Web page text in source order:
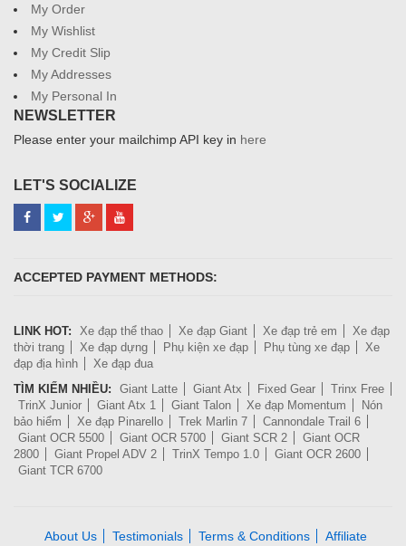
My Order
My Wishlist
My Credit Slip
My Addresses
My Personal In
NEWSLETTER
Please enter your mailchimp API key in here
LET'S SOCIALIZE
ACCEPTED PAYMENT METHODS:
LINK HOT: Xe đạp thể thao Xe đạp Giant Xe đạp trẻ em
Xe đạp
thời trang
Xe đạp dựng Phụ kiện xe đạp Phụ tùng xe đạp
Xe
đạp địa hình
Xe đạp đua
TÌM KIẾM NHIỀU:
Giant Latte Giant Atx Fixed Gear
Trinx Free
TrinX Junior
Giant Atx 1 Giant Talon Xe đạp Momentum
Nón
bảo hiểm
Xe đạp Pinarello Trek Marlin 7
Cannondale Trail 6
Giant OCR 5500
Giant OCR 5700 Giant SCR 2
Giant OCR
2800
Giant Propel ADV 2 TrinX Tempo 1.0
Giant OCR 2600
Giant TCR 6700
About Us Testimonials Terms & Conditions Affiliate